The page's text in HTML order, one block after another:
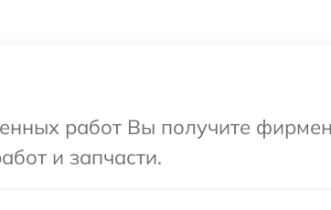
работ Вы получите
и запчасти.